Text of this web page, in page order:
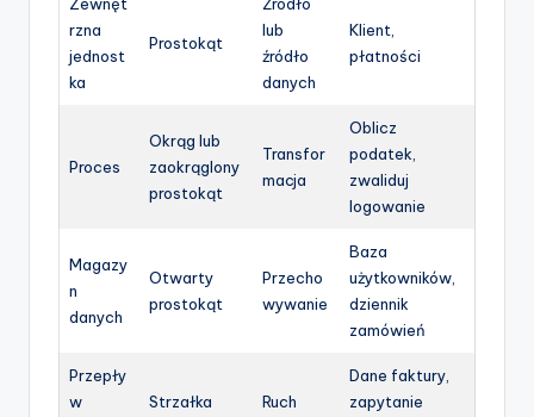
Zewnęt
rzna
jednost
ka
Prostokąt
Źródło
lub
źródło
danych
Klient,
płatności
Proces
Okrąg lub
zaokrąglony
prostokąt
Transfor
macja
Oblicz
podatek,
zwaliduj
logowanie
Magazy
n
danych
Otwarty
prostokąt
Przecho
wywanie
Baza
użytkowników,
dziennik
zamówień
Przepły
w
Strzałka Ruch
Dane faktury,
zapytanie